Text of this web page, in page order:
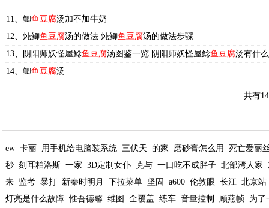
11、鲫鱼豆腐汤加不加牛奶
12、炖鲫鱼豆腐汤的做法 炖鲫鱼豆腐汤的做法步骤
13、阴阳师妖怪屋鲶鱼豆腐汤图鉴一览 阴阳师妖怪屋鲶鱼豆腐汤有什
14、鲫鱼豆腐汤
共有
ew 卡丽 用手机给电脑装系统 三伏天 的家 磨砂膏怎么用
死亡爱丽
秒 刻耳柏洛斯 一家 3D定制女仆 克与 一口吃不成胖子 北部湾人家
来 监考 暴打 新秦时明月 下拉菜单 坚固 a600 伦敦眼 长江 北京站
灯亮是什么故障 惟吾德馨 维图 全覆盖 练车 音量控制 顾燕帧 为了